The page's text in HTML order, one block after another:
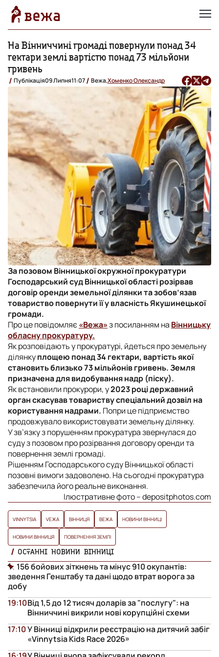
На Вінниччині громаді повернули понад 34
гектари землі вартістю понад 73 мільйони
гривень
Публікація09 Липня11:07 Вежа,Хоменко Олександр
За позовом Вінницької окружної прокуратури
Господарський суд Вінницької області розірвав
договір оренди земельної ділянки та зобов’язав
товариство повернути її у власність Якушинецької
громади.
Про це повідомляє«Вежа»з посиланням на Вінницьку
обласну прокуратуру.
Як розповідають у прокуратурі, йдеться про земельну
ділянкуплощею понад 34 гектари, вартість якої
становить близько 73 мільйонів гривень. Земля
призначена для видобування надр (піску).
Як встановили прокурори, у2023 році державний
орган скасував товариству спеціальний дозвіл на
користування надрами. Попри це підприємство
продовжувало використовувати земельну ділянку.
У зв’язку з порушенням прокуратура звернулася до
суду з позовом про розірвання договору оренди та
повернення землі громаді.
Рішенням Господарського суду Вінницької області
позовні вимоги задоволено. На сьогодні прокуратура
забезпечила його реальне виконання.
Ілюстративне фото – depositphotos.com
VINNYTSIA VЕЖА ВІННИЦЯ ВЕЖА НОВИНИ ВІННИЦІ
НОВИНИ ВІННИЦЯ ПОВЕРНЕННЯ ЗЕМЛІ
ОСТАННІ НОВИНИ ВІННИЦІ
156 бойових зіткнень та мінус 910 окупантів:
зведення Генштабу та дані щодо втрат ворога за
добу
Від 1,5 до 12 тисяч доларів за "послугу": на
Вінниччині викрили нові корупційні схеми
19:10
У Вінниці відкрили реєстрацію на дитячий забіг
«Vinnytsia Kids Race 2026»
17:10